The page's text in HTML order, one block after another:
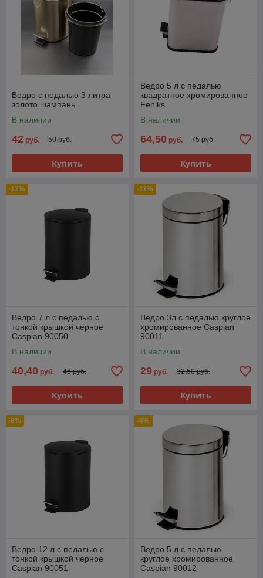
Ведро с педалью 3 литра
золото шампань
В наличии
42 руб. 50 руб.
Купить
Ведро 5 л с педалью
квадратное хромированное
Feniks
В наличии
64,50 руб. 75 руб.
Купить
-12%
Ведро 7 л с педалью с
тонкой крышкой черное
Caspian 90050
В наличии
40,40 руб. 46 руб.
Купить
-11%
Ведро 3л с педалью круглое
хромированное Caspian
90011
В наличии
29 руб. 32,50 руб.
Купить
-8%
Ведро 12 л с педалью с
тонкой крышкой черное
Caspian 90051
-6%
Ведро 5 л с педалью
круглое хромированное
Caspian 90012